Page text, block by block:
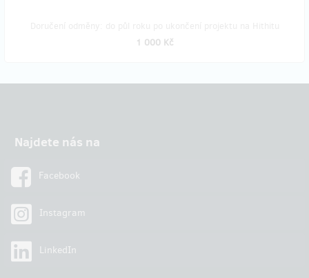
1 000 Kč
Najdete nás na
Facebook
Instagram
LinkedIn